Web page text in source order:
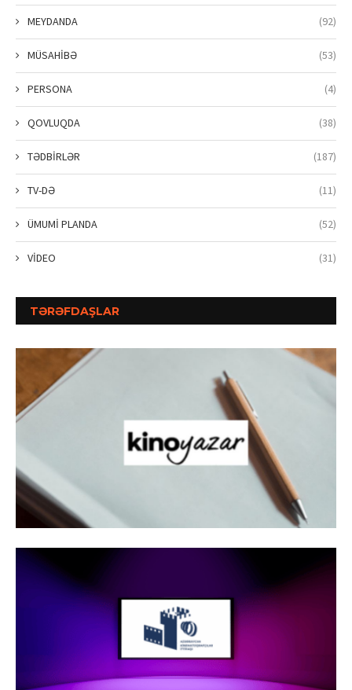
MEYDANDA (92)
MÜSAHİBƏ (53)
PERSONA (4)
QOVLUQDA (38)
TƏDBİRLƏR (187)
TV-DƏ (11)
ÜMUMİ PLANDA (52)
VİDEO (31)
TƏRƏFDAŞLAR